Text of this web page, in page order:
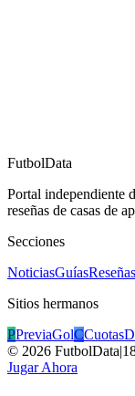
FutbolData
Portal independiente
reseñas de casas de
Secciones
NoticiasGuíasReseñas
Sitios hermanos
PPreviaGolC
© 2026 FutbolData|
Jugar Ahora